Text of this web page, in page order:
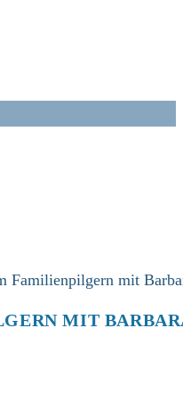
MIT